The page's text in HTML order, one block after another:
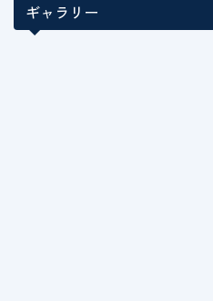
ギャラリー